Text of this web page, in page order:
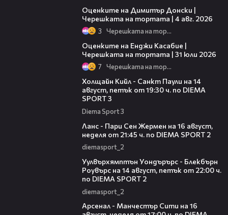
Оценките на Димитър Донски |
Черешката на тортата | 4 авг. 2026
3 Черешката на тортата
Оценките на Енджи Касабие |
Черешката на тортата | 31 юли 2026
7 Черешката на тортата
Холщайн Кийл - Санкт Паули на 14
август, петък от 19:30 ч. по DIEMA
SPORT 3
Diema Sport 3
Ланс - Пари Сен Жермен на 16 август,
неделя от 21:45 ч. по DIEMA SPORT 2
diemasport_2
Уулвърхямптън Уондърърс - Блекбърн
Роувърс на 14 август, петък от 22:00 ч.
по DIEMA SPORT 2
diemasport_2
Арсенал - Манчестър Сити на 16